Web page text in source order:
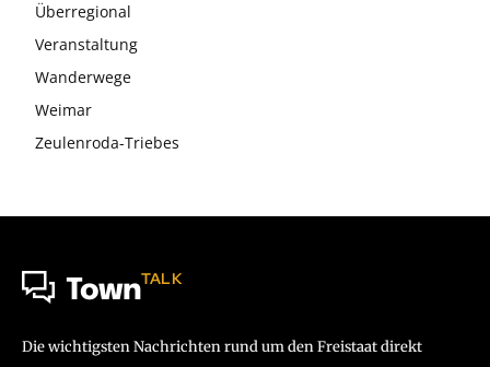
Überregional
Veranstaltung
Wanderwege
Weimar
Zeulenroda-Triebes
TownTALK
Die wichtigsten Nachrichten rund um den Freistaat direkt